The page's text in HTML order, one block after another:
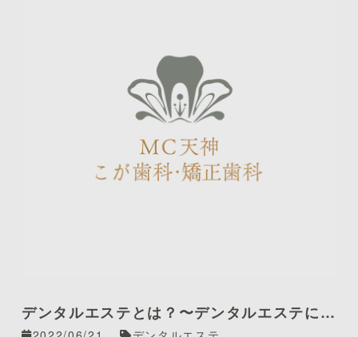
デンタルエステとは？〜デンタルエステにつ